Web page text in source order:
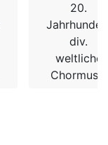
20.
div.
weltliche
Chormusik